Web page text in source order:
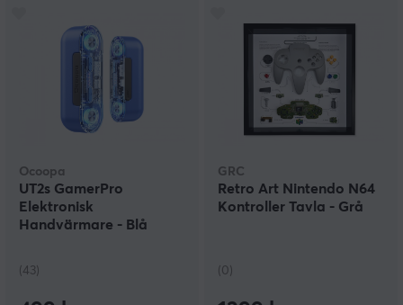
Ocoopa
UT2s GamerPro
Elektronisk
Handvärmare - Blå
(43)
GRC
Retro Art Nintendo N64
Kontroller Tavla - Grå
(0)